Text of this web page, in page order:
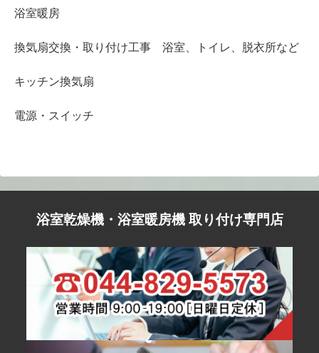
浴室暖房
換気扇交換・取り付け工事 浴室、トイレ、脱衣所など
キッチン換気扇
電源・スイッチ
浴室乾燥機・浴室暖房機 取り付け専門店